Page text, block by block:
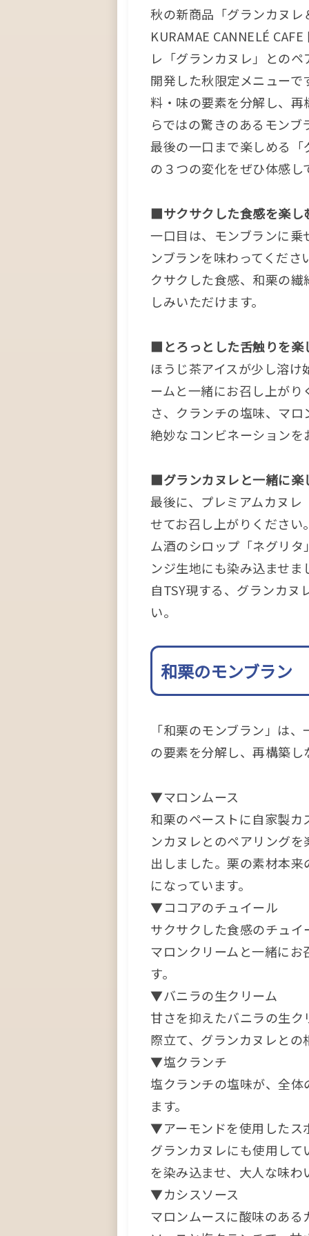
秋の新商品「グランカヌ
KURAMAE CANNELÉ
レ「グランカヌレ」との
開発した秋限定メニュー
料・味の要素を分解し、再
らではの驚きのあるモン
最後の一口まで楽しめる
の３つの変化をぜひ体感し
■サクサクした食感を楽し
一口目は、モンブランに
ンブランを味わってくだ
クサクした食感、和栗の
しみいただけます。
■とろっとした舌触りを楽
ほうじ茶アイスが少し溶
ームと一緒にお召し上が
さ、クランチの塩味、マ
絶妙なコンビネーション
■グランカヌレと一緒に楽
最後に、プレミアムカヌ
せてお召し上がりくださ
ム酒のシロップ「ネグリ
ンジ生地にも染み込ませ
自TSY現する、グランカ
い。
和栗のモンブラン
「和栗のモンブラン」は
の要素を分解し、再構築
▼マロンムース
和栗のペーストに自家製
ンカヌレとのペアリング
出しました。栗の素材本
になっています。
▼ココアのチュイール
サクサクした食感のチュ
マロンクリームと一緒に
す。
▼バニラの生クリーム
甘さを抑えたバニラの生
際立て、グランカヌレとの
▼塩クランチ
塩クランチの塩味が、全
ます。
▼アーモンドを使用したス
グランカヌレにも使用し
を染み込ませ、大人な味わ
▼カシスソース
マロンムースに酸味のあ